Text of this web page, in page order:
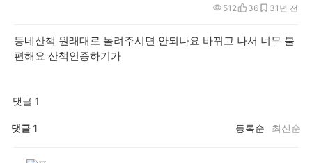
1년 전
512 36 3
동네산책 원래대로 돌려주시면 안되나요 바뀌고 나서 너무 불
편해요 산책인증하기가
댓글 1
댓글1 등록순 최신순